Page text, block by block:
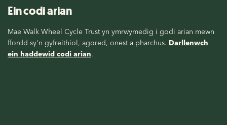
Ein codi arian
Mae Walk Wheel Cycle Trust yn ymrwymedig i godi arian mewn
ffordd sy'n gyfreithiol, agored, onest a pharchus. Darllenwch
ein haddewid codi arian.